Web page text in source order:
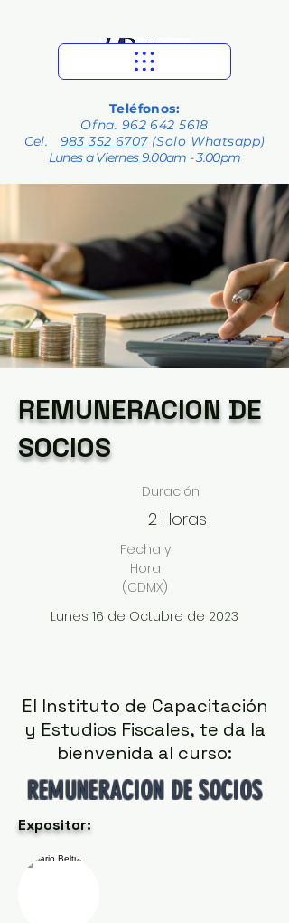
Teléfonos:
Ofna. 962 642 5618
Cel. 983 352 6707(Solo Whatsapp)
Lunes a Viernes 9.00am - 3.00pm
REMUNERACION DE
SOCIOS
Duración
2 Horas
Fecha y
Hora
(CDMX)
Lunes 16 de Octubre de 2023
El Instituto de Capacitación
y Estudios Fiscales, te da la
bienvenida al curso:
REMUNERACION DE SOCIOS
Expositor: